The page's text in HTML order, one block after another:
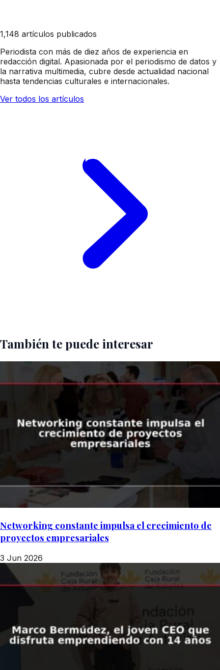
1,148 artículos publicados
Periodista con más de diez años de experiencia en
redacción digital. Apasionada por el periodismo de datos y
la narrativa multimedia, cubre desde actualidad nacional
hasta tendencias culturales e internacionales.
Ver todos los artículos
También te puede interesar
Networking constante impulsa el crecimiento de
proyectos empresariales
3 Jun 2026